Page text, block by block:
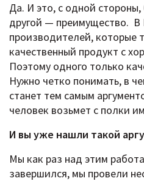
Да. И это, с одной
другой — преимущество. В
производителей, которые
качественный продукт с
Поэтому одного только
Нужно четко понимать, в
станет тем самым
человек возьмет с полки
И вы уже нашли такой
Мы как раз над этим
завершился, мы провели